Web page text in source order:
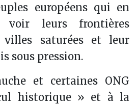
européens qui en
voir leurs frontières
villes saturées et leur
sous pression.
et certaines ONG
historique » et à la